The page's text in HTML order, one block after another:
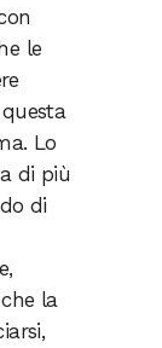
le
Lo
di più
di
la